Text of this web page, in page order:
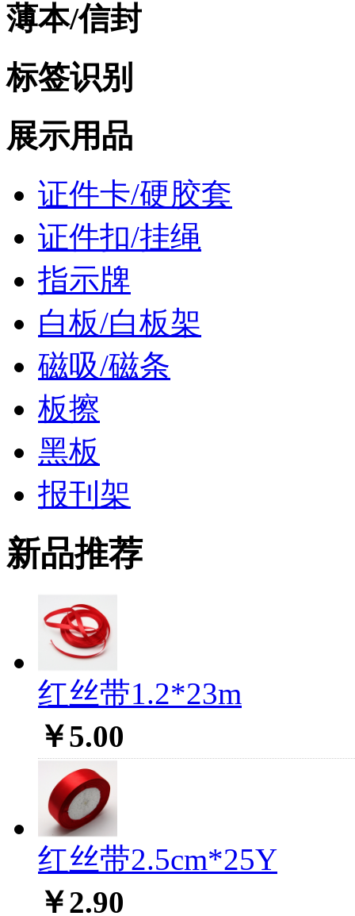
薄本/信封
标签识别
展示用品
证件卡/硬胶套
证件扣/挂绳
指示牌
白板/白板架
磁吸/磁条
板擦
黑板
报刊架
新品推荐
红丝带1.2*23m
￥5.00
红丝带2.5cm*25Y
￥2.90